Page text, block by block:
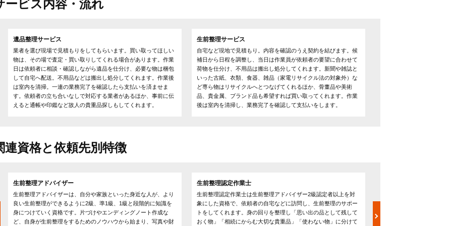
ービス内容・流れ
遺品整理サービス
業者を選び現場で見積もりをしてもらいます。買い取ってほしい
物は、その場で査定・買い取りしてくれる場合があります。作業
日は依頼者に相談・確認しながら遺品を仕分け、必要な物は梱包
して自宅へ配送。不用品などは搬出し処分してくれます。作業後
は室内を清掃。一連の業務完了を確認したら支払いを済ませま
す。依頼者の立ち合いなしで対応する業者があるほか、事前に伝
えると通帳や印鑑など故人の貴重品探しもしてくれます。
生前整理サービス
自宅など現地で見積もり。内容を確認のうえ契約を結びます。候
補日から日程を調整し、当日は作業員が依頼者の要望に合わせて
荷物を仕分け、不用品は搬出し処分してくれます。新聞や雑誌と
いった古紙、衣類、食器、雑品（家電リサイクル法の対象外）な
ど専ら物はリサイクルへとつなげてくれるほか、骨董品や美術
品、貴金属、ブランド品も希望すれば買い取ってくれます。作業
後は室内を清掃し、業務完了を確認して支払いをします。
連資格と依頼先別特徴
生前整理アドバイザー
生前整理アドバイザーは、自分や家族といった身近な人が、より
良い生前整理ができるように2級、準1級、1級と段階的に知識を
身につけていく資格です。片づけやエンディングノート作成な
ど、自身が生前整理をするためのノウハウから始まり、写真や財
生前整理認定作業士
生前整理認定作業士は生前整理アドバイザー2級認定者以上を対
象にした資格で、依頼者の自宅などに訪問し、生前整理のサポー
トをしてくれます。身の回りを整理し「思い出の品として残して
おく物」「相続にからむ大切な貴重品」「使わない物」に分けて